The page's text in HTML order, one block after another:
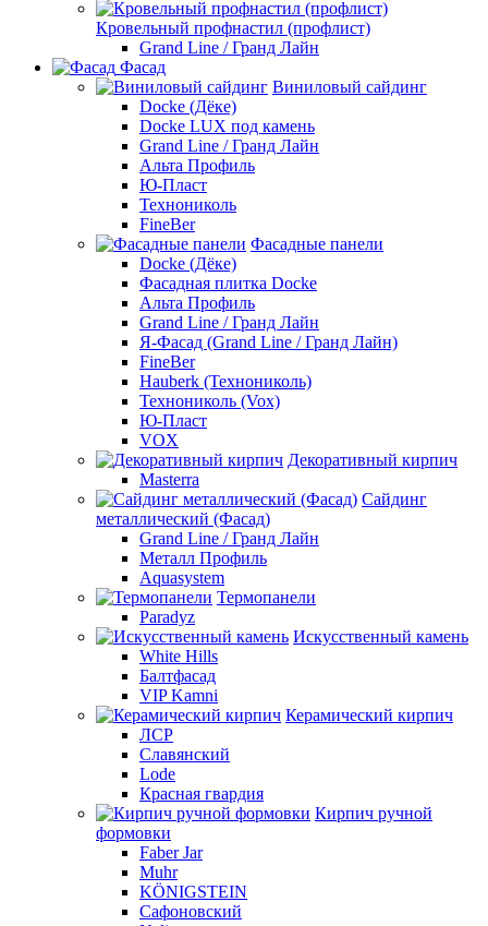
Кровельный профнастил (профлист)
Grand Line / Гранд Лайн
Фасад
Виниловый сайдинг
Docke (Дёке)
Docke LUX под камень
Grand Line / Гранд Лайн
Альта Профиль
Ю-Пласт
Технониколь
FineBer
Фасадные панели
Docke (Дёке)
Фасадная плитка Docke
Альта Профиль
Grand Line / Гранд Лайн
Я-Фасад (Grand Line / Гранд Лайн)
FineBer
Hauberk (Технониколь)
Технониколь (Vox)
Ю-Пласт
VOX
Декоративный кирпич
Masterra
Сайдинг
металлический (Фасад)
Grand Line / Гранд Лайн
Металл Профиль
Aquasystem
Термопанели
Paradyz
Искусственный камень
White Hills
Балтфасад
VIP Kamni
Керамический кирпич
ЛСР
Славянский
Lode
Красная гвардия
Кирпич ручной
формовки
Faber Jar
Muhr
KÖNIGSTEIN
Сафоновский